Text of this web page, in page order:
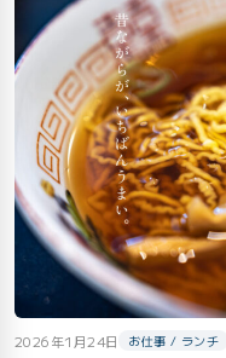
2026年1月24日 お仕事 / ランチ